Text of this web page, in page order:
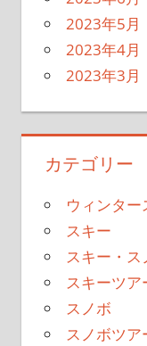
2023年5月
2023年4月
2023年3月
カテゴリー
ウィンター
スキー
スキー・ス
スキーツア
スノボ
スノボツア